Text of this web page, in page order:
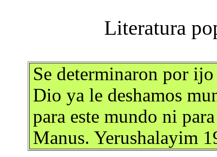
Se determinaron por
Dio ya le deshamos
para este mundo ni
Manus. Yerushalayim